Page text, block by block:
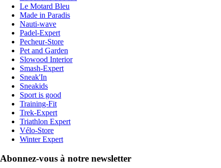
Le Motard Bleu
Made in Paradis
Nauti-wave
Padel-Expert
Pecheur-Store
Pet and Garden
Slowood Interior
Smash-Expert
Sneak'In
Sneakids
Sport is good
Training-Fit
Trek-Expert
Triathlon Expert
Vélo-Store
Winter Expert
Abonnez-vous à notre newsletter